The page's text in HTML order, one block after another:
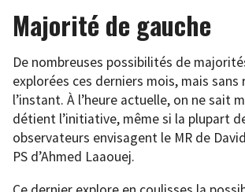
Majorité de gauche
De nombreuses possibilités de
explorées ces derniers mois, mais
l’instant. À l’heure actuelle, on ne sait
détient l’initiative, même si la plupart
observateurs envisagent le MR de
PS d’Ahmed Laaouej.